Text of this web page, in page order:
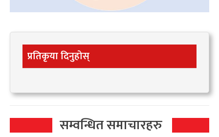
प्रतिकृया दिनुहोस्
सम्वन्धित समाचारहरु